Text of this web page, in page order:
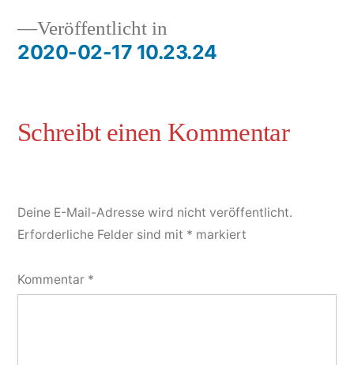
Veröffentlicht in
2020-02-17 10.23.24
Deine E-Mail-Adresse wird nicht veröffentlicht.
Erforderliche Felder sind mit * markiert
Kommentar *